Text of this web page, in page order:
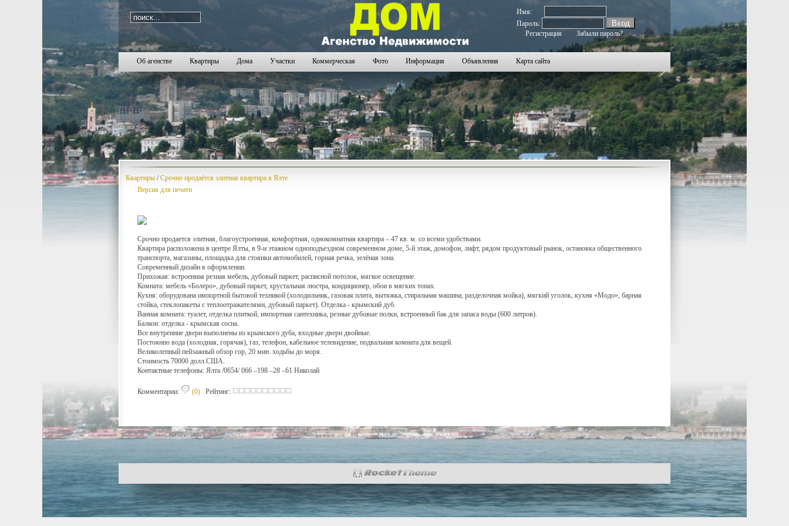
Имя:
Пароль:
Регистрация
Забыли пароль?
Об агенстве Квартиры Дома Участки Коммерческая Фото Информация Объявления Карта сайта
Квартиры /Срочно продаётся элитная квартира в Ялте
Версия для печати
Срочно продается элитная, благоустроенная, комфортная, однокомнатная квартира – 47 кв. м. со всеми удобствами.
Квартира расположена в центре Ялты, в 9-и этажном одноподъездном современном доме, 5-й этаж, домофон, лифт, рядом продуктовый рынок, остановка общественного
транспорта, магазины, площадка для стоянки автомобилей, горная речка, зелёная зона.
Современный дизайн в оформлении.
Прихожая: встроенная резная мебель, дубовый паркет, расписной потолок, мягкое освещение.
Комната: мебель «Болеро», дубовый паркет, хрустальная люстра, кондиционер, обои в мягких тонах.
Кухня: оборудована импортной бытовой техникой (холодильник, газовая плита, вытяжка, стиральная машина, разделочная мойка), мягкий уголок, кухня «Модо», барная
стойка, стеклопакеты с теплоотражателями, дубовый паркет). Отделка - крымский дуб.
Ванная комната: туалет, отделка плиткой, импортная сантехника, резные дубовые полки, встроенный бак для запаса воды (600 литров).
Балкон: отделка - крымская сосна.
Все внутренние двери выполнены из крымского дуба, входные двери двойные.
Постоянно вода (холодная, горячая), газ, телефон, кабельное телевидение, подвальная комната для вещей.
Великолепный пейзажный обзор гор, 20 мин. ходьбы до моря.
Стоимость 70000 долл.США.
Контактные телефоны: Ялта /0654/ 066 –198 –28 –61 Николай
Комментарии: (0) Рейтинг: